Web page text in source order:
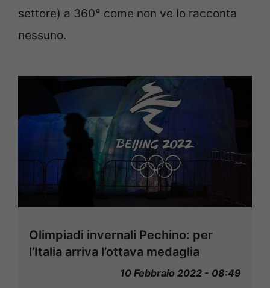
settore) a 360° come non ve lo racconta
nessuno.
Olimpiadi invernali Pechino: per
l’Italia arriva l’ottava medaglia
10 Febbraio 2022 - 08:49